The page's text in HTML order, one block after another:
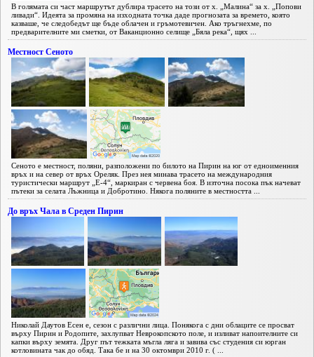
В голямата си част маршрутът дублира трасето на този от х. „Малина“ за х. „Попови
ливади“. Идеята за промяна на изходната точка даде прогнозата за времето, която
казваше, че следобедът ще бъде облачен и гръмотевичен. Ако тръгнехме, по
предварителните ми сметки, от Ваканционно селище „Бяла река“, щях ...
Местност Сеното
Сеното е местност, поляни, разположени по билото на Пирин на юг от едноименния
връх и на север от връх Ореляк. През нея минава трасето на международния
туристически маршрут „Е-4“, маркиран с червена боя. В източна посока пък начеват
пътеки за селата Лъжница и Добротино. Някога поляните в местността ...
До връх Чала в Среден Пирин
Николай Даутов Есен е, сезон с различни лица. Понякога с дни облаците се просват
върху Пирин и Родопите, захлупват Неврокопското поле, и изливат напоителните си
капки върху земята. Друг път тежката мъгла ляга и завива със студения си юрган
котловината чак до обяд. Така бе и на 30 октомври 2010 г. ( ...